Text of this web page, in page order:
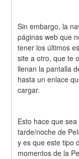
Sin embargo, la
páginas web que
tener los últimos
site a otro, que te
llenan la pantalla
hasta un enlace
cargar.
Esto hace que
tarde/noche de
y es que este tipo
momentos de la